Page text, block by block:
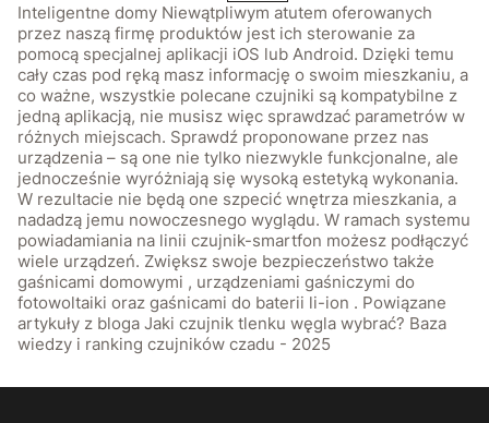
Inteligentne domy Niewątpliwym atutem oferowanych
przez naszą firmę produktów jest ich sterowanie za
pomocą specjalnej aplikacji iOS lub Android. Dzięki temu
cały czas pod ręką masz informację o swoim mieszkaniu, a
co ważne, wszystkie polecane czujniki są kompatybilne z
jedną aplikacją, nie musisz więc sprawdzać parametrów w
różnych miejscach. Sprawdź proponowane przez nas
urządzenia – są one nie tylko niezwykle funkcjonalne, ale
jednocześnie wyróżniają się wysoką estetyką wykonania.
W rezultacie nie będą one szpecić wnętrza mieszkania, a
nadadzą jemu nowoczesnego wyglądu. W ramach systemu
powiadamiania na linii czujnik-smartfon możesz podłączyć
wiele urządzeń. Zwiększ swoje bezpieczeństwo także
gaśnicami domowymi , urządzeniami gaśniczymi do
fotowoltaiki oraz gaśnicami do baterii li-ion . Powiązane
artykuły z bloga Jaki czujnik tlenku węgla wybrać? Baza
wiedzy i ranking czujników czadu - 2025